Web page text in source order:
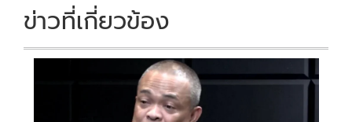
ข่าวที่เกี่ยวข้อง